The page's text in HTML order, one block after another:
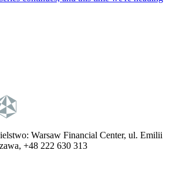
: Warsaw Financial Center, ul. Emilii
+48 222 630 313